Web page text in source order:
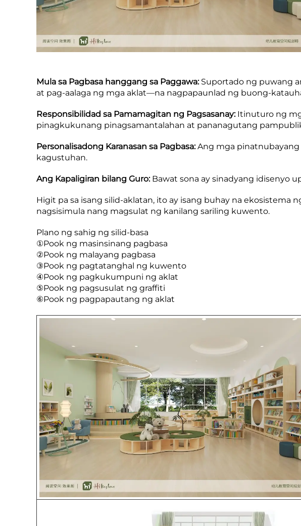
Mula sa Pagbasa hanggang sa Paggawa: Suportado ng puwang
at pag-aalaga ng mga aklat—na nagpapaunlad ng buong-
Responsibilidad sa Pamamagitan ng Pagsasanay: Itinuturo ng
pinagkukunang pinagsamantalahan at pananagutang
Personalisadong Karanasan sa Pagbasa:Ang mga pinatnubayang
kagustuhan.
Ang Kapaligiran bilang Guro: Bawat sona ay sinadyang idisenyo
Higit pa sa isang silid-aklatan, ito ay isang buhay na
nagsisimula nang magsulat ng kanilang sariling kuwento.
Plano ng sahig ng silid-basa
①Pook ng masinsinang pagbasa
②Pook ng malayang pagbasa
③Pook ng pagtatanghal ng kuwento
④Pook ng pagkukumpuni ng aklat
⑤Pook ng pagsusulat ng graffiti
⑥Pook ng pagpapautang ng aklat